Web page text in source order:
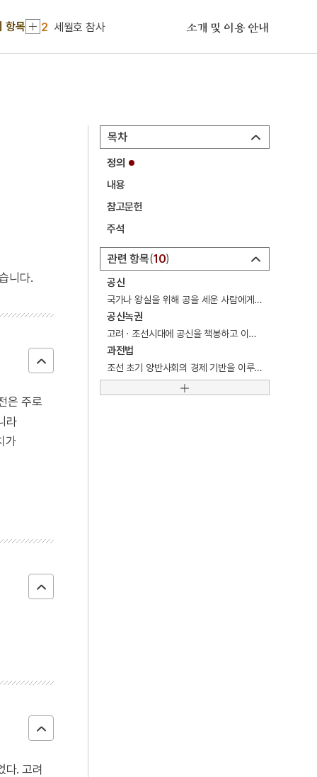
항목
2 세월호 참사
3 단경왕후
금모으기운동
세월호 참사
5 세조
6
금모으기운동
7
소개 및 이용 안내
목차
정의
내용
참고문헌
주석
관련 항목 10
공신
국가나 왕실을 위해 공을 세운 사람에게 주던 칭호 또는 그 칭호를 받은 사람.
공신녹권
고려 · 조선시대에 공신을 책봉하고 이들의 공훈을 등재하여 공신 수봉자에게 분급한 문권을 지칭하는 용어.
과전법
조선 초기 양반사회의 경제 기반을 이루고 있던 토지제도.
니다.
은 주로
라
가
다. 고려